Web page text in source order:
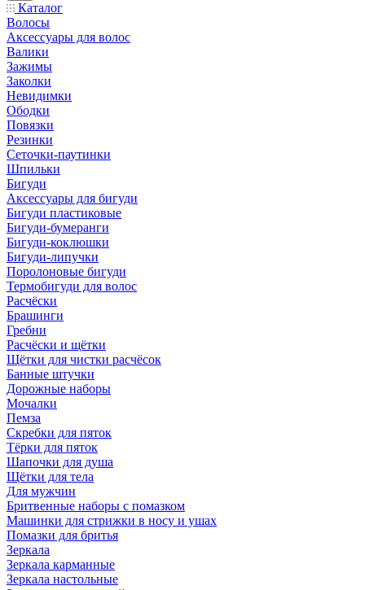
Каталог
Волосы
Аксессуары для волос
Валики
Зажимы
Заколки
Невидимки
Ободки
Повязки
Резинки
Сеточки-паутинки
Шпильки
Бигуди
Аксессуары для бигуди
Бигуди пластиковые
Бигуди-бумеранги
Бигуди-коклюшки
Бигуди-липучки
Поролоновые бигуди
Термобигуди для волос
Расчёски
Брашинги
Гребни
Расчёски и щётки
Щётки для чистки расчёсок
Банные штучки
Дорожные наборы
Мочалки
Пемза
Скребки для пяток
Тёрки для пяток
Шапочки для душа
Щётки для тела
Для мужчин
Бритвенные наборы с помазком
Машинки для стрижки в носу и ушах
Помазки для бритья
Зеркала
Зеркала карманные
Зеркала настольные